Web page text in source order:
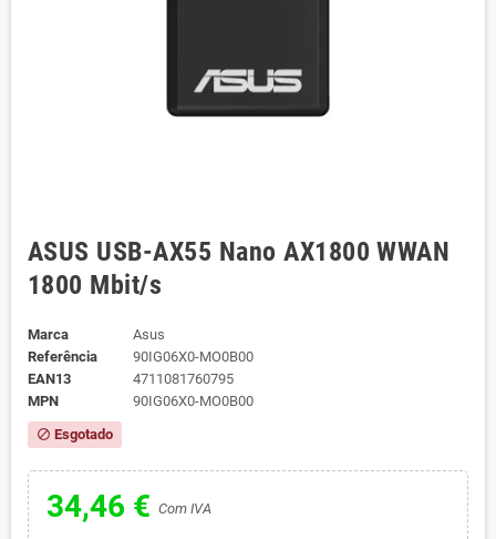
ASUS USB-AX55 Nano AX1800 WWAN
1800 Mbit/s
Marca
Asus
Referência
90IG06X0-MO0B00
EAN13
4711081760795
MPN
90IG06X0-MO0B00
block Esgotado
34,46 € Com IVA